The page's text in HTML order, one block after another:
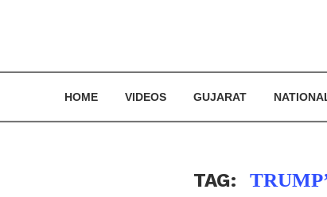
HOME VIDEOS GUJARAT
TAG: